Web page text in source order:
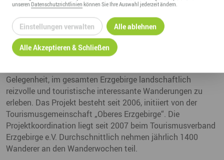
wird noch nicht verraten.
Hintergrundinformationen:
Die Wanderwochen „Echt Erzgebirge“ finden jeweils vom 3.
Samstag bis 4. Sonntag im Mai und September statt.
Gelegenheit, im gesamten Erzgebirge landschaftlich
reizvolle und touristische interessante Wanderungen zu
erleben. Das Projekt besteht seit 2006, initiiert von der
Tourismusgemeinschaft „Oberes Erzgebirge“. Die
Projektkoordination liegt seit 2007 beim Tourismusverband
Erzgebirge e.V. Durchschnittlich nehmen jährlich 1400
Wanderer an den Wanderwochen teil.
unseren Datenschutzrichtlinien können Sie Ihre Auswahl jederzeit ändern.
Einstellungen verwalten Alle ablehnen
Alle Akzeptieren & Schließen